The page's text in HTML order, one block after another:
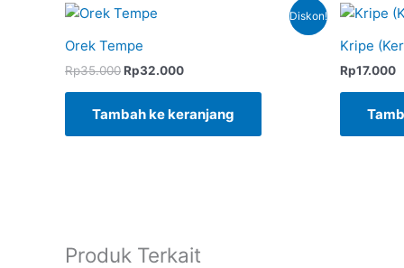
Diskon!
Orek Tempe
Rp35.000
Harga
aslinya
adalah:
Rp35.000.
Rp32.000Rp32.000.
Tambah ke keranjang
Kripe
Rp17.000
Produk Terkait